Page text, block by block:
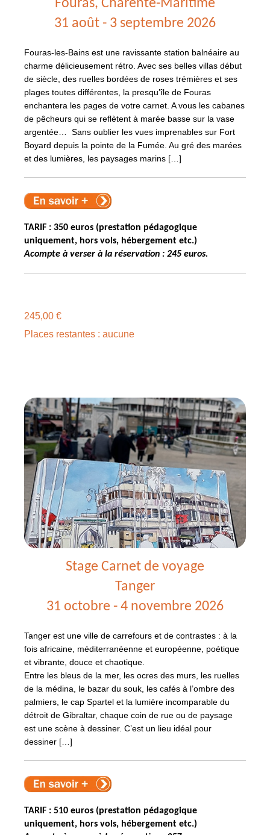
Fouras, Charente-Maritime
31 août - 3 septembre 2026
Fouras-les-Bains est une ravissante station balnéaire au
charme délicieusement rétro. Avec ses belles villas début
de siècle, des ruelles bordées de roses trémières et ses
plages toutes différentes, la presqu’île de Fouras
enchantera les pages de votre carnet. A vous les cabanes
de pêcheurs qui se reflètent à marée basse sur la vase
argentée… Sans oublier les vues imprenables sur Fort
Boyard depuis la pointe de la Fumée. Au gré des marées
et des lumières, les paysages marins […]
TARIF : 350 euros (prestation pédagogique
uniquement, hors vols, hébergement etc.)
Acompte à verser à la réservation : 245 euros.
245,00 €
Places restantes : aucune
Stage Carnet de voyage
Tanger
31 octobre - 4 novembre 2026
Tanger est une ville de carrefours et de contrastes : à la
fois africaine, méditerranéenne et européenne, poétique
et vibrante, douce et chaotique.
Entre les bleus de la mer, les ocres des murs, les ruelles
de la médina, le bazar du souk, les cafés à l’ombre des
palmiers, le cap Spartel et la lumière incomparable du
détroit de Gibraltar, chaque coin de rue ou de paysage
est une scène à dessiner. C’est un lieu idéal pour
dessiner […]
TARIF : 510 euros (prestation pédagogique
uniquement, hors vols, hébergement etc.)